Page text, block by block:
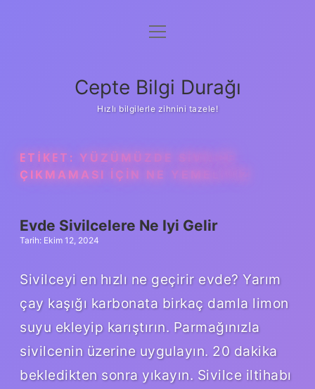
Anasayfa
Yasal Uyarı
menüyü
Cepte Bilgi Durağı
Hızlı bilgilerle zihnini tazele!
ETIKET: YÜZÜMÜZDE SIVILCE
ÇIKMAMASI IÇIN NE YEMELIYIZ
Evde Sivilcelere Ne Iyi Gelir
Tarih: Ekim 12, 2024
Sivilceyi en hızlı ne geçirir evde? Yarım
çay kaşığı karbonata birkaç damla limon
suyu ekleyip karıştırın. Parmağınızla
sivilcenin üzerine uygulayın. 20 dakika
bekledikten sonra yıkayın. Sivilce iltihabı